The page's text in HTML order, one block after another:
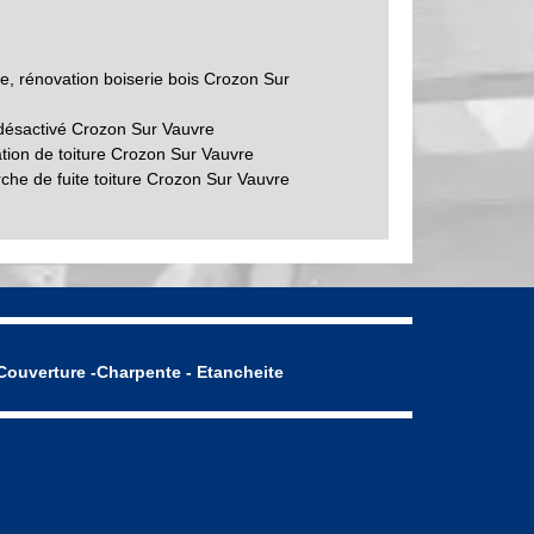
rénovation boiserie bois Crozon Sur
Crozon Sur Vauvre
de toiture Crozon Sur Vauvre
de fuite toiture Crozon Sur Vauvre
-Charpente - Etancheite